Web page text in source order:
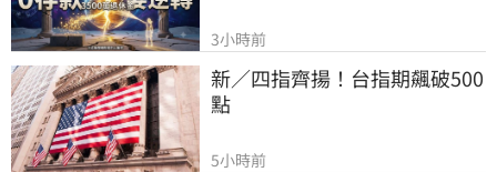
3小時前
新／四指齊揚！台指期飆破500
點
5小時前